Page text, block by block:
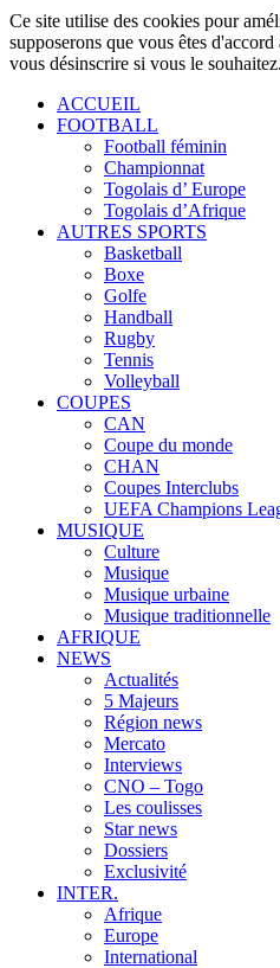
Ce site utilise des cookies pour
supposerons que vous êtes
vous désinscrire si vous le souhaitez.
ACCUEIL
FOOTBALL
Football féminin
Championnat
Togolais d’ Europe
Togolais d’Afrique
AUTRES SPORTS
Basketball
Boxe
Golfe
Handball
Rugby
Tennis
Volleyball
COUPES
CAN
Coupe du monde
CHAN
Coupes Interclubs
UEFA Champions
MUSIQUE
Culture
Musique
Musique urbaine
Musique traditionnelle
AFRIQUE
NEWS
Actualités
5 Majeurs
Région news
Mercato
Interviews
CNO – Togo
Les coulisses
Star news
Dossiers
Exclusivité
INTER.
Afrique
Europe
International